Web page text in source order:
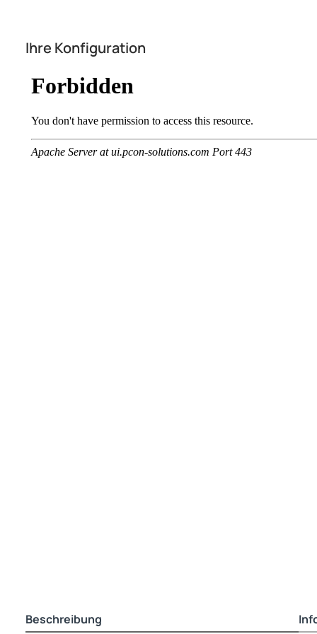
Ihre Konfiguration
Beschreibung